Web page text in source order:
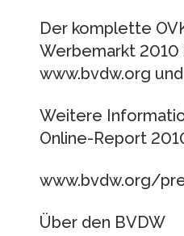
Der komplette
Werbemarkt 2010
www.bvdw.org
Weitere
Online-Report
www.bvdw.org/
Über den BVDW